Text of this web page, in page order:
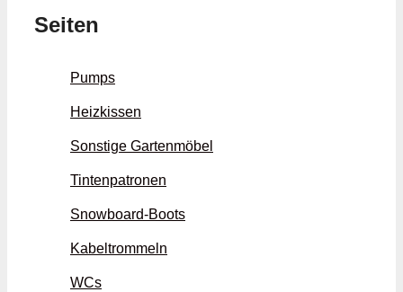
Seiten
Pumps
Heizkissen
Sonstige Gartenmöbel
Tintenpatronen
Snowboard-Boots
Kabeltrommeln
WCs